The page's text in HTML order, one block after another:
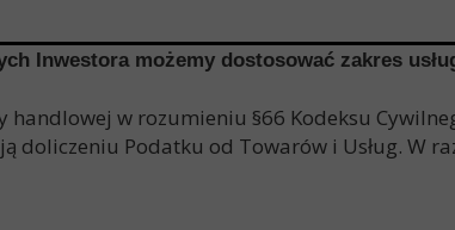
Inwestora możemy dostosować zakres
w rozumieniu §66 Kodeksu
doliczeniu Podatku od Towarów i Usług. W